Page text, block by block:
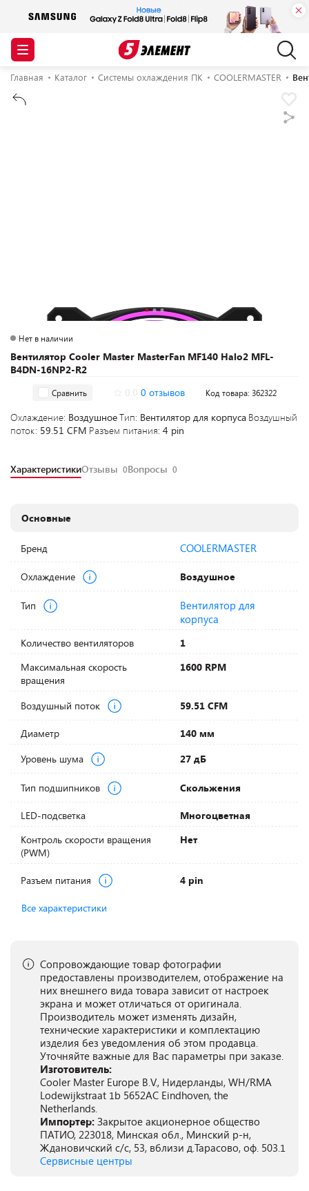
Главная Каталог Системы охлаждения ПК COOLERMASTER
Вентилятор Cooler Master MasterFan MF140 Halo2 MFL-
B4DN-16NP2-R2
Нет в наличии
Сравнить 0 отзывов Код товара: 362322
Охлаждение: ВоздушноеТип: Вентилятор для корпуса Воздушный
поток: 59.51 CFM Разъем питания: 4 pin
ХарактеристикиОтзывы 0Вопросы 0
Основные
Бренд COOLERMASTER
Охлаждение Воздушное
Тип
Вентилятор для
корпуса
Количество вентиляторов
1
Максимальная скорость
вращения
1600 RPM
Воздушный поток 59.51 CFM
Диаметр
140 мм
Уровень шума
27 дБ
Тип подшипников Скольжения
LED-подсветка
Многоцветная
Контроль скорости вращения
(PWM)
Нет
Разъем питания 4 pin
Все характеристики
Сопровождающие товар фотографии
предоставлены производителем, отображение на
них внешнего вида товара зависит от настроек
экрана и может отличаться от оригинала.
Производитель может изменять дизайн,
технические характеристики и комплектацию
изделия без уведомления об этом продавца.
Уточняйте важные для Вас параметры при заказе.
Изготовитель:
Cooler Master Europe B.V., Нидерланды, WH/RMA
Lodewijkstraat 1b 5652AC Eindhoven, the
Netherlands.
Импортер: Закрытое акционерное общество
ПАТИО, 223018, Минская обл., Минский р-н,
Ждановичский с/с, 53, вблизи д.Тарасово, оф. 503.1
Сервисные центры